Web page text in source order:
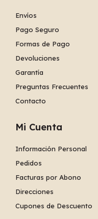
Envíos
Pago Seguro
Formas de Pago
Devoluciones
Garantía
Preguntas Frecuentes
Contacto
Mi Cuenta
Información Personal
Pedidos
Facturas por Abono
Direcciones
Cupones de Descuento